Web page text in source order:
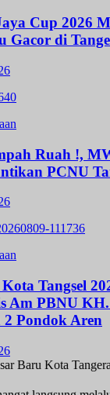
Cup 2026
Gacor di
Ruah !,
PCNU
Tangsel
Am PBNU
Pondok Aren
Baru Kota